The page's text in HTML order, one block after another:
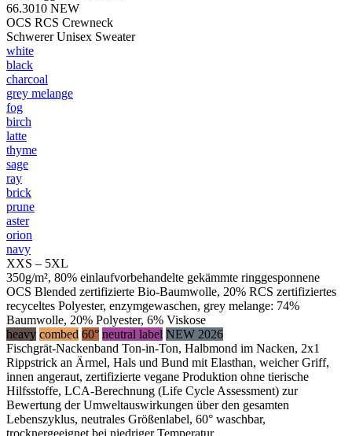
66.3010 NEW
OCS RCS Crewneck
Schwerer Unisex Sweater
white
black
charcoal
grey melange
fog
birch
latte
thyme
sage
ray
brick
prune
aster
orion
navy
XXS – 5XL
350g/m², 80% einlaufvorbehandelte gekämmte ringgesponnene
OCS Blended zertifizierte Bio-Baumwolle, 20% RCS zertifiziertes
recyceltes Polyester, enzymgewaschen, grey melange: 74%
Baumwolle, 20% Polyester, 6% Viskose
heavy combed 60° neutral label NEW 2026
Fischgrät-Nackenband Ton-in-Ton, Halbmond im Nacken, 2x1
Rippstrick an Ärmel, Hals und Bund mit Elasthan, weicher Griff,
innen angeraut, zertifizierte vegane Produktion ohne tierische
Hilfsstoffe, LCA-Berechnung (Life Cycle Assessment) zur
Bewertung der Umweltauswirkungen über den gesamten
Lebenszyklus, neutrales Größenlabel, 60° waschbar,
trocknergeeignet bei niedriger Temperatur